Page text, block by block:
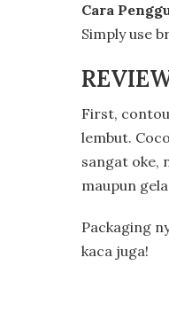
Cara
Simply use
First,
lembut.
sangat oke,
maupun
Packaging
kaca juga!